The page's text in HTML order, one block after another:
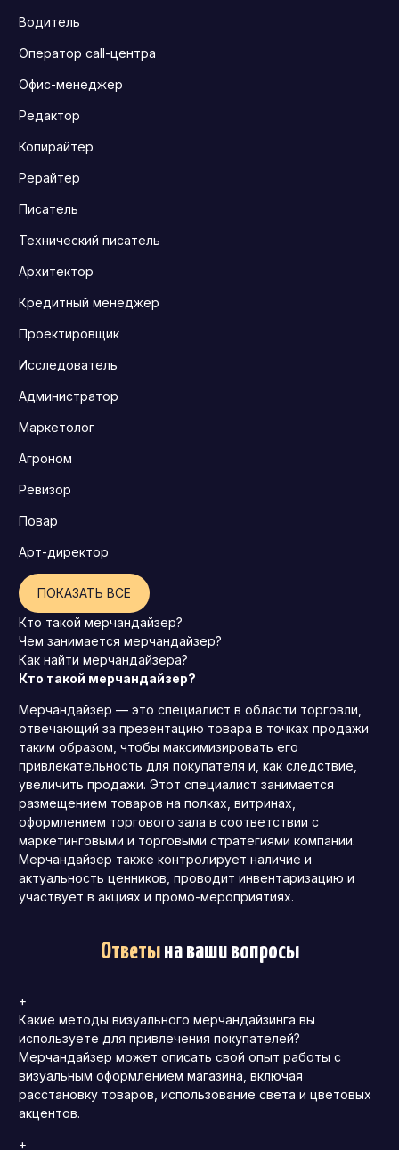
Водитель
Оператор call-центра
Офис-менеджер
Редактор
Копирайтер
Рерайтер
Писатель
Технический писатель
Архитектор
Кредитный менеджер
Проектировщик
Исследователь
Администратор
Маркетолог
Агроном
Ревизор
Повар
Арт-директор
ПОКАЗАТЬ ВСЕ
Кто такой мерчандайзер?
Чем занимается мерчандайзер?
Как найти мерчандайзера?
Кто такой мерчандайзер?
Мерчандайзер — это специалист в области торговли,
отвечающий за презентацию товара в точках продажи
таким образом, чтобы максимизировать его
привлекательность для покупателя и, как следствие,
увеличить продажи. Этот специалист занимается
размещением товаров на полках, витринах,
оформлением торгового зала в соответствии с
маркетинговыми и торговыми стратегиями компании.
Мерчандайзер также контролирует наличие и
актуальность ценников, проводит инвентаризацию и
участвует в акциях и промо-мероприятиях.
Ответына ваши вопросы
+
Какие методы визуального мерчандайзинга вы
используете для привлечения покупателей?
Мерчандайзер может описать свой опыт работы с
визуальным оформлением магазина, включая
расстановку товаров, использование света и цветовых
акцентов.
+